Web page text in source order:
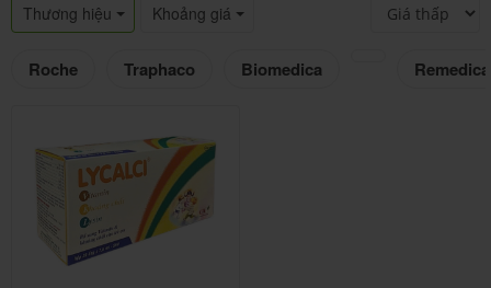
Thương hiệu Khoảng giá
Roche Traphaco Biomedica Remedica